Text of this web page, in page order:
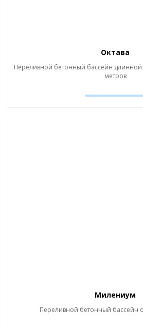
Октава
Переливной бетонный бассейн
метров
Милениум
Переливной бетонный бассейн